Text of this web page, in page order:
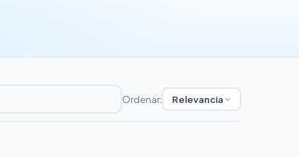
Ordenar: Relevancia